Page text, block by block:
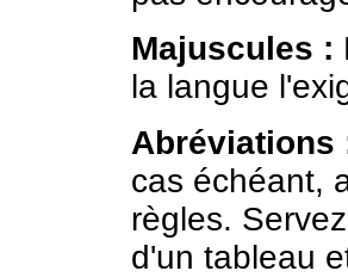
Majuscules :
la langue
Abréviations
cas échéant,
règles.
d'un tableau